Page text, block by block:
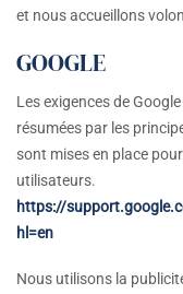
et nous accueillons
GOOGLE
Les exigences de
résumées par les
sont mises en place
utilisateurs.
https://
hl=en
Nous utilisons la